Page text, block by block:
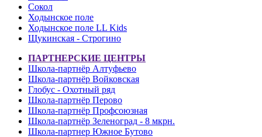
Сокол
Ходынское поле
Ходынское поле LL Kids
Щукинская - Строгино
ПАРТНЕРСКИЕ ЦЕНТРЫ
Школа-партнёр Алтуфьево
Школа-партнёр Войковская
Глобус - Охотный ряд
Школа-партнёр Перово
Школа-партнёр Профсоюзная
Школа-партнёр Зеленоград - 8 мкрн.
Школа-партнер Южное Бутово